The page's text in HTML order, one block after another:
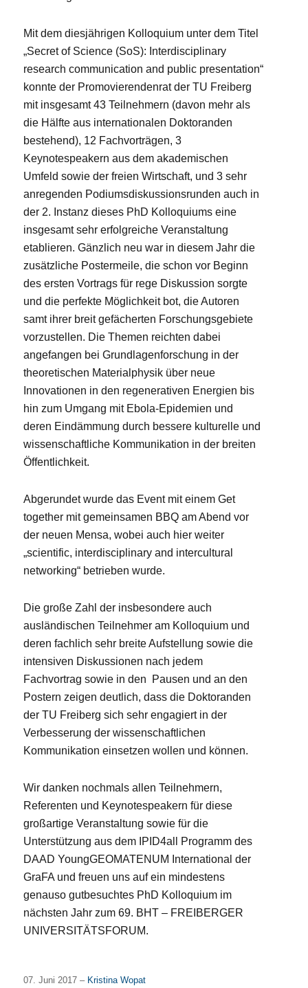
Mit dem diesjährigen Kolloquium unter dem Titel
„Secret of Science (SoS): Interdisciplinary
research communication and public presentation“
konnte der Promovierendenrat der TU Freiberg
mit insgesamt 43 Teilnehmern (davon mehr als
die Hälfte aus internationalen Doktoranden
bestehend), 12 Fachvorträgen, 3
Keynotespeakern aus dem akademischen
Umfeld sowie der freien Wirtschaft, und 3 sehr
anregenden Podiumsdiskussionsrunden auch in
der 2. Instanz dieses PhD Kolloquiums eine
insgesamt sehr erfolgreiche Veranstaltung
etablieren. Gänzlich neu war in diesem Jahr die
zusätzliche Postermeile, die schon vor Beginn
des ersten Vortrags für rege Diskussion sorgte
und die perfekte Möglichkeit bot, die Autoren
samt ihrer breit gefächerten Forschungsgebiete
vorzustellen. Die Themen reichten dabei
angefangen bei Grundlagenforschung in der
theoretischen Materialphysik über neue
Innovationen in den regenerativen Energien bis
hin zum Umgang mit Ebola-Epidemien und
deren Eindämmung durch bessere kulturelle und
wissenschaftliche Kommunikation in der breiten
Öffentlichkeit.
Abgerundet wurde das Event mit einem Get
together mit gemeinsamen BBQ am Abend vor
der neuen Mensa, wobei auch hier weiter
„scientific, interdisciplinary and intercultural
networking“ betrieben wurde.
Die große Zahl der insbesondere auch
ausländischen Teilnehmer am Kolloquium und
deren fachlich sehr breite Aufstellung sowie die
intensiven Diskussionen nach jedem
Fachvortrag sowie in den Pausen und an den
Postern zeigen deutlich, dass die Doktoranden
der TU Freiberg sich sehr engagiert in der
Verbesserung der wissenschaftlichen
Kommunikation einsetzen wollen und können.
Wir danken nochmals allen Teilnehmern,
Referenten und Keynotespeakern für diese
großartige Veranstaltung sowie für die
Unterstützung aus dem IPID4all Programm des
DAAD YoungGEOMATENUM International der
GraFA und freuen uns auf ein mindestens
genauso gutbesuchtes PhD Kolloquium im
nächsten Jahr zum 69. BHT – FREIBERGER
UNIVERSITÄTSFORUM.
07. Juni 2017 – Kristina Wopat